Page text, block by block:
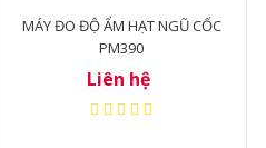
CÂN SẤY ẨM DINI ALGM210
Liên hệ